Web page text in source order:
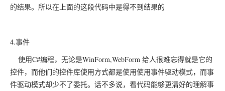
的结果。所以在上面的这段代码中是得不到结果的
4.事件
使用C#编程，无论是WinForm,WebForm 给人很难忘得就是它的
控件，而他们的控件库使用方式都是使用使用事件驱动模式，而事
件驱动模式却少不了委托。话不多说，看代码能够更清好的理解事